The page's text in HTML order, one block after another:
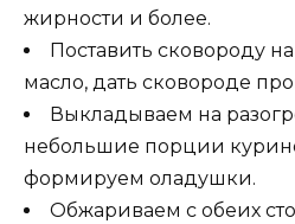
жирности и более.
Поставить сковороду
масло, дать сковороде
Выкладываем на
небольшие порции
формируем оладушки.
Обжариваем с обеих